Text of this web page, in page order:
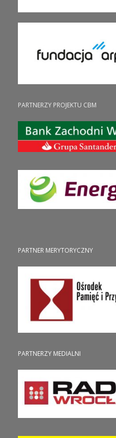
PARTNERZY PROJEKTU CBM
PARTNER MERYTORYCZNY
PARTNERZY MEDIALNI